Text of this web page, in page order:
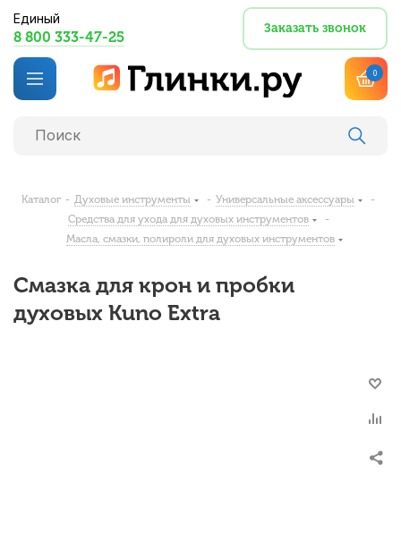
Единый
8 800 333-47-25
Заказать звонок
0
Каталог - Духовые инструменты - Универсальные аксессуары
-
Средства для ухода для духовых инструментов
-
Масла, смазки, полироли для духовых инструментов
Смазка для крон и пробки
духовых Kuno Extra